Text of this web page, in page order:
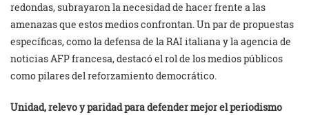
redondas, subrayaron la necesidad de hacer frente a las
amenazas que estos medios confrontan. Un par de propuestas
específicas, como la defensa de la RAI italiana y la agencia de
noticias AFP francesa, destacó el rol de los medios públicos
como pilares del reforzamiento democrático.
Unidad, relevo y paridad para defender mejor el periodismo